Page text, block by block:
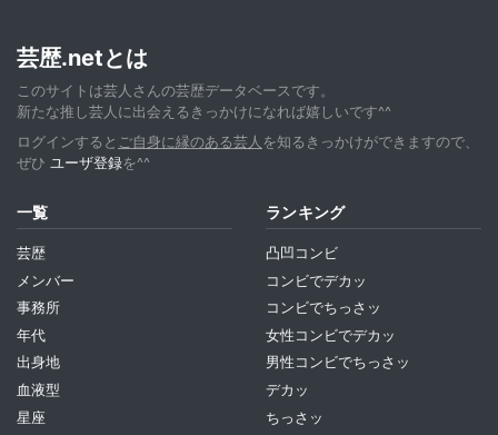
芸歴.netとは
このサイトは芸人さんの芸歴データベースです。
新たな推し芸人に出会えるきっかけになれば嬉しいです^^
ログインすると ご自身に縁のある芸人 を知るきっかけができますので、
ぜひ ユーザ登録を^^
一覧
芸歴
メンバー
事務所
年代
出身地
血液型
星座
ランキング
凸凹コンビ
コンビでデカッ
コンビでちっさッ
女性コンビでデカッ
男性コンビでちっさッ
デカッ
ちっさッ